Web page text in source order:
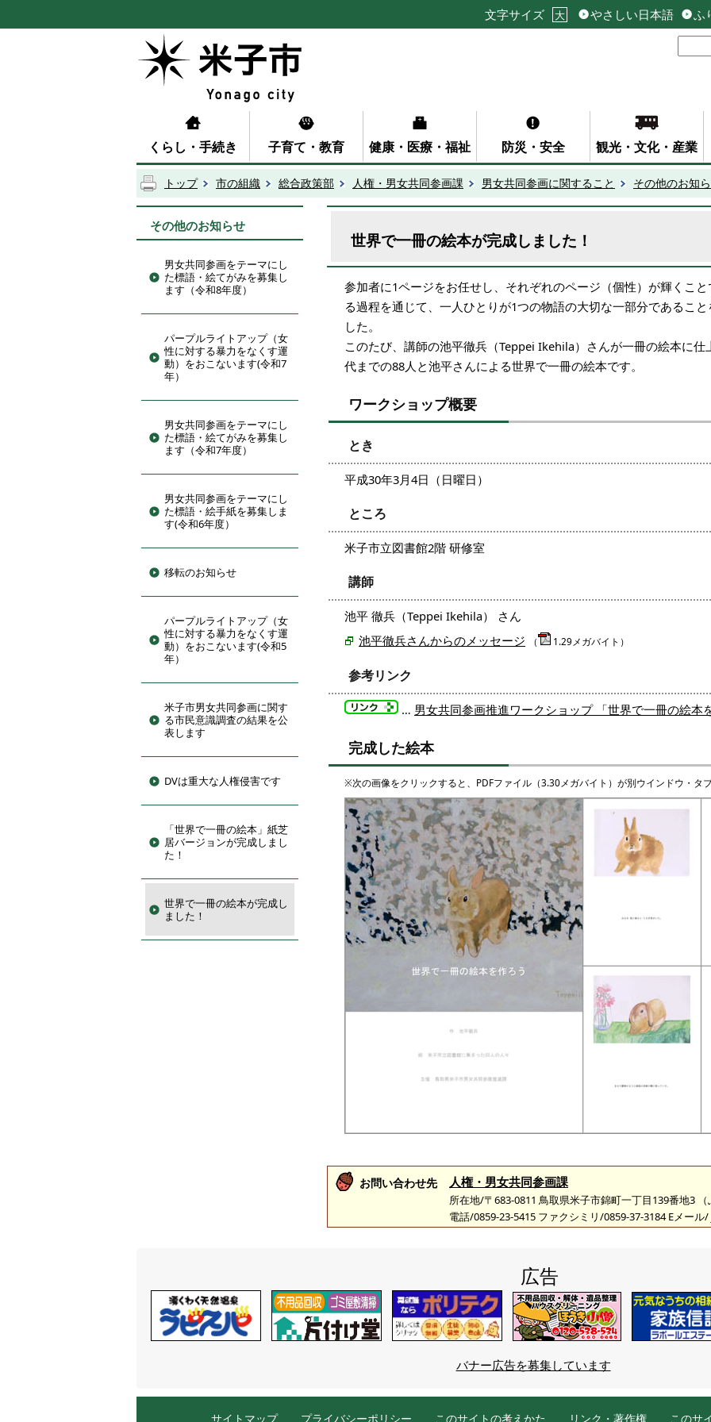
文字サイズ 大 やさしい日本語 ふ
くらし・手続き 子育て・教育 健康・医療・福祉 防災・安全 観光・文化・産業
トップ 市の組織 総合政策部 人権・男女共同参画課 男女共同参画に関すること その他のお知
その他のお知らせ
男女共同参画をテーマにし
た標語・絵てがみを募集し
ます（令和8年度）
パープルライトアップ（女
性に対する暴力をなくす運
動）をおこないます(令和7
年）
男女共同参画をテーマにし
た標語・絵てがみを募集し
ます（令和7年度）
男女共同参画をテーマにし
た標語・絵手紙を募集しま
す(令和6年度）
移転のお知らせ
パープルライトアップ（女
性に対する暴力をなくす運
動）をおこないます(令和5
年）
米子市男女共同参画に関す
る市民意識調査の結果を公
表します
DVは重大な人権侵害です
「世界で一冊の絵本」紙芝
居バージョンが完成しまし
た！
世界で一冊の絵本が完成し
ました！
世界で一冊の絵本が完成しました！
参加者に1ページをお任せし、それぞれのページ（個性）が輝くこ
る過程を通じて、一人ひとりが1つの物語の大切な一部分であるこ
した。
このたび、講師の池平徹兵（Teppei Ikehila）さんが一冊の絵本に
代までの88人と池平さんによる世界で一冊の絵本です。
ワークショップ概要
とき
平成30年3月4日（日曜日）
ところ
米子市立図書館2階 研修室
講師
池平 徹兵（Teppei Ikehila） さん
池平徹兵さんからのメッセージ
（ 1.29メガバイト）
参考リンク
… 男女共同参画推進ワークショップ 「世界で一冊の絵本
完成した絵本
※次の画像をクリックすると、PDFファイル（3.30メガバイト）が別ウインドウ・タブ
お問い合わせ先 人権・男女共同参画課
所在地/〒683-0811 鳥取県米子市錦町一丁目139番地3 （
電話/0859-23-5415 ファクシミリ/0859-37-3184 Eメール/
広告
バナー広告を募集しています
サイトマップ プライバシーポリシー このサイトの考えかた リンク・著作権 このサ